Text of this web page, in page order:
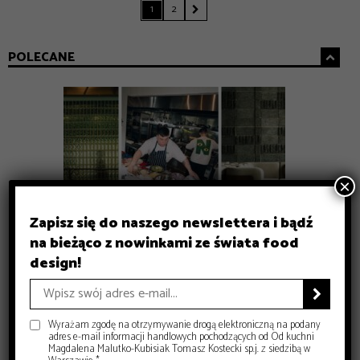
1 2 
POLECANE
GASTRONOMIA
Nowe restauracje w Warszawie – 8 adresów na lato 2026
– Food and Design
DESIGN
Jak Gen Z zmienia współczesny marketing?
– Food and Design
INSPIRACJE
Prezenty na Dzień Mamy – Prezentownik 2026
– Food and Design
GASTRONOMIA
Nowe restauracje w Warszawie. Gdzie iść tej wiosny?
– Food and Design
Zapisz się do naszego newslettera i bądź
na bieżąco z nowinkami ze świata food
design!

Wyrażam zgodę na otrzymywanie drogą elektroniczną na podany
adres e-mail informacji handlowych pochodzących od Od kuchni
Magdalena Malutko-Kubisiak Tomasz Kostecki sp.j. z siedzibą w
×